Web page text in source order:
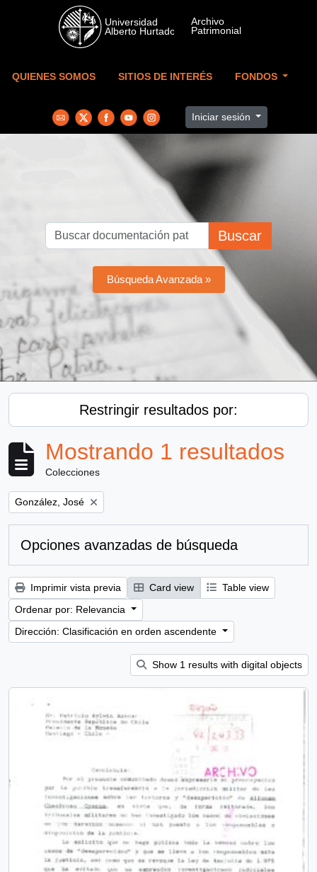
Skip to main content
QUIENES SOMOS SITIOS DE INTERÉS FONDOS
Iniciar sesión
Buscar
Búsqueda Avanzada »
Restringir resultados por:
Mostrando 1 resultados
Colecciones
Remove filter:
González, José
Opciones avanzadas de búsqueda
Imprimir vista previa Card view
Table view
Ordenar por: Relevancia
Dirección: Clasificación en orden ascendente
Show 1 results with digital objects